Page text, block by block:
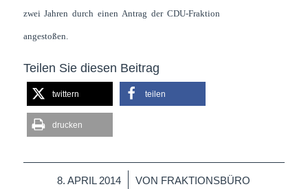
zwei Jahren durch einen Antrag der CDU-Fraktion
angestoßen.
Teilen Sie diesen Beitrag
twittern teilen
drucken
8. APRIL 2014
/ VON FRAKTIONSBÜRO